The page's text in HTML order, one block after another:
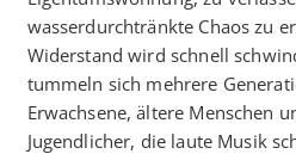
wasserdurchtränkte Chaos zu
Widerstand wird schnell
tummeln sich mehrere
Erwachsene, ältere Menschen
Jugendlicher, die laute Musik